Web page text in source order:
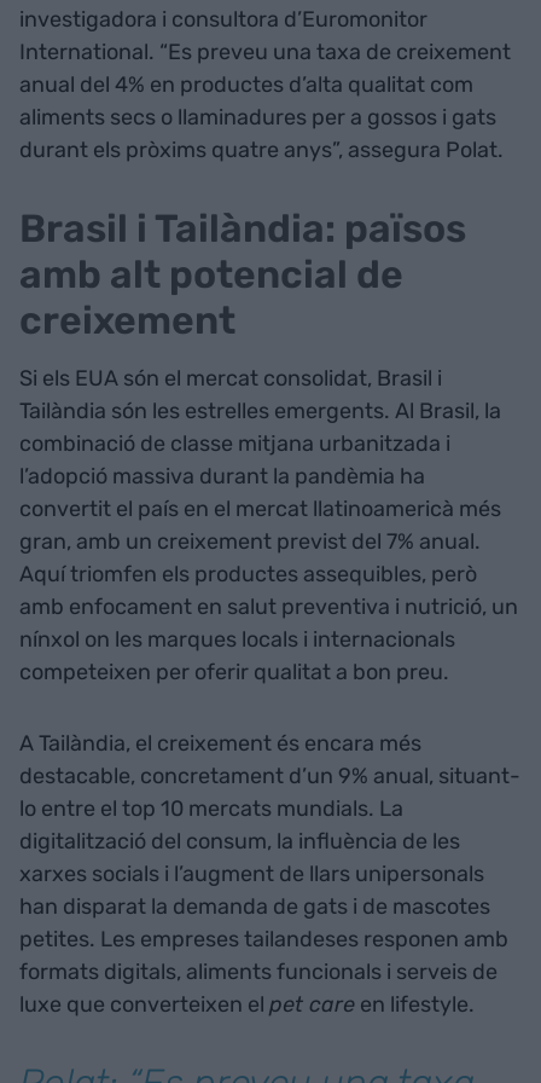
investigadora i consultora d’Euromonitor
International. “Es preveu una taxa de creixement
anual del 4% en productes d’alta qualitat com
aliments secs o llaminadures per a gossos i gats
durant els pròxims quatre anys”, assegura Polat.
Brasil i Tailàndia: països
amb alt potencial de
creixement
Si els EUA són el mercat consolidat, Brasil i
Tailàndia són les estrelles emergents. Al Brasil, la
combinació de classe mitjana urbanitzada i
l’adopció massiva durant la pandèmia ha
convertit el país en el mercat llatinoamericà més
gran, amb un creixement previst del 7% anual.
Aquí triomfen els productes assequibles, però
amb enfocament en salut preventiva i nutrició, un
nínxol on les marques locals i internacionals
competeixen per oferir qualitat a bon preu.
A Tailàndia, el creixement és encara més
destacable, concretament d’un 9% anual, situant-
lo entre el top 10 mercats mundials. La
digitalització del consum, la influència de les
xarxes socials i l’augment de llars unipersonals
han disparat la demanda de gats i de mascotes
petites. Les empreses tailandeses responen amb
formats digitals, aliments funcionals i serveis de
luxe que converteixen el pet care en lifestyle.